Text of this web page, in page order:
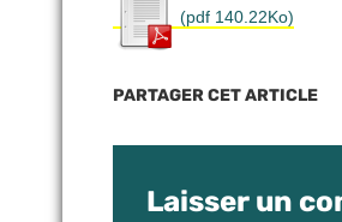
(pdf 140.22Ko)
PARTAGER CET ARTICLE
Laisser un